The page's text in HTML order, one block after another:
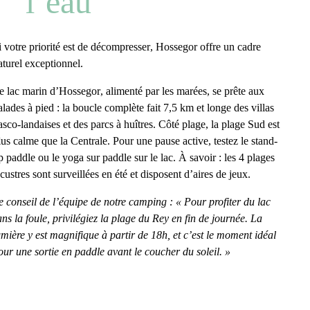
votre priorité est dedécompresser, Hossegor offre un cadre
exceptionnel.
lac marin d’Hossegor, alimenté par les marées, se prête aux
à pied : la boucle complète fait 7,5 km et longe des villas
landaises et des parcs à huîtres. Côté plage, laplage Sud est
calme que la Centrale. Pour une pause active, testez lestand-
paddle ou leyoga sur paddle sur le lac. À savoir : les 4 plages
sont surveillées en été et disposent d’aires de jeux.
conseil de l’équipe de notre camping : « Pour profiter du lac
la foule, privilégiez la plage du Rey en fin de journée. La
y est magnifique à partir de 18h, et c’est le moment idéal
une sortie en paddle avant le coucher du soleil. »